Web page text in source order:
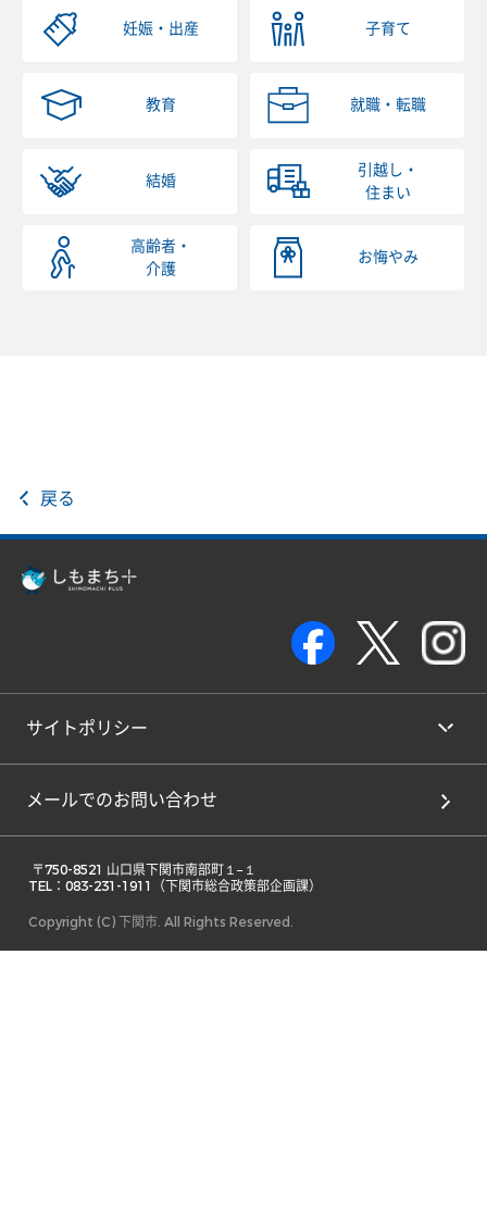
妊娠・出産 子育て
教育 就職・転職
結婚
引越し・
住まい
高齢者・
介護
お悔やみ
戻る
サイトポリシー
メールでのお問い合わせ
TEL：083-231-1911（下関市総合政策部企画課）
Copyright (C) 下関市. All Rights Reserved.